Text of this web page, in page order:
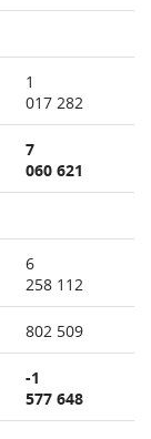
1
017 282
7
060 621
6
258 112
802 509
-1
577 648